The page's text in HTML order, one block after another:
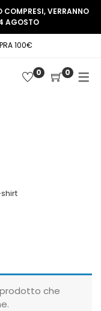
VERRANNO
AGOSTO
100€
0 0
che